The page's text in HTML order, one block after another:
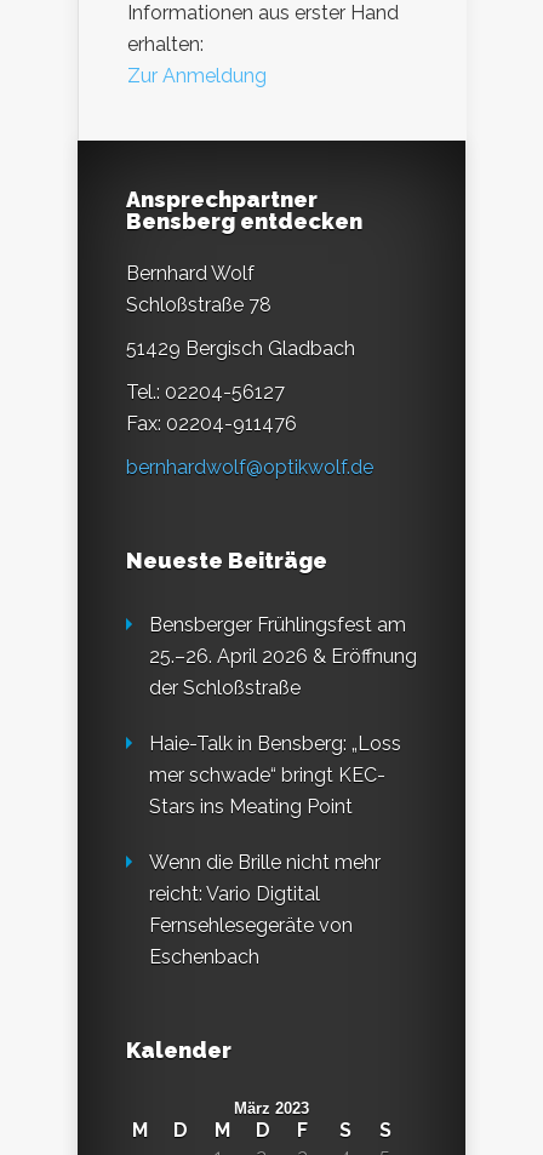
Informationen aus erster Hand
erhalten:
Zur Anmeldung
Ansprechpartner
Bensberg entdecken
Bernhard Wolf
Schloßstraße 78
51429 Bergisch Gladbach
Tel.: 02204-56127
Fax: 02204-911476
bernhardwolf@optikwolf.de
Neueste Beiträge
Bensberger Frühlingsfest am
25.–26. April 2026 & Eröffnung
der Schloßstraße
Haie-Talk in Bensberg: „Loss
mer schwade“ bringt KEC-
Stars ins Meating Point
Wenn die Brille nicht mehr
reicht: Vario Digtital
Fernsehlesegeräte von
Eschenbach
Kalender
März 2023
M D M D F S
S